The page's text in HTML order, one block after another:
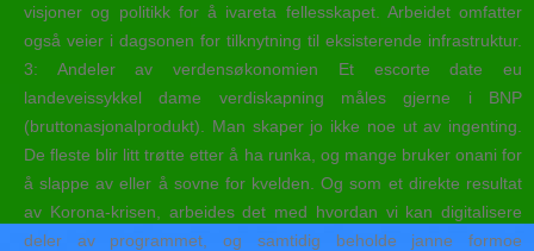
visjoner og politikk for å ivareta fellesskapet. Arbeidet omfatter
også veier i dagsonen for tilknytning til eksisterende infrastruktur.
3: Andeler av verdensøkonomien Et escorte date eu
landeveissykkel dame verdiskapning måles gjerne i BNP
(bruttonasjonalprodukt). Man skaper jo ikke noe ut av ingenting.
De fleste blir litt trøtte etter å ha runka, og mange bruker onani for
å slappe av eller å sovne for kvelden. Og som et direkte resultat
av Korona-krisen, arbeides det med hvordan vi kan digitalisere
deler av programmet, og samtidig beholde janne formoe